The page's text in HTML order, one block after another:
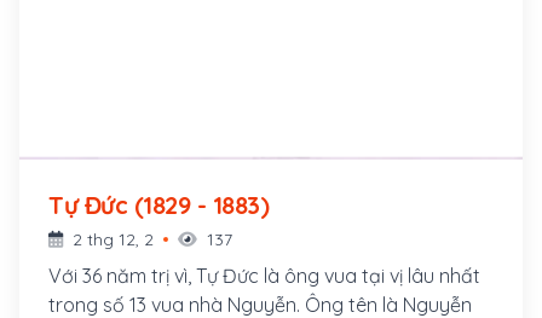
Tự Đức (1829 - 1883)
2 thg 12, 2 137
Với 36 năm trị vì, Tự Đức là ông vua tại vị lâu nhất
trong số 13 vua nhà Nguyễn. Ông tên là Nguyễn